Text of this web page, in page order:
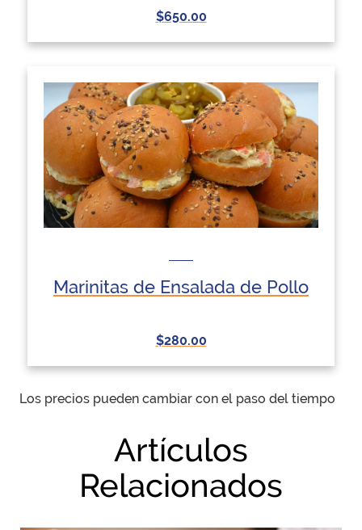
$650.00
Marinitas de Ensalada de Pollo
$280.00
Los precios pueden cambiar con el paso del tiempo
Artículos
Relacionados